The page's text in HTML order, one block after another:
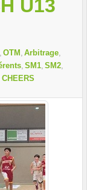
U13
OTM Arbitrage
SM1 SM2
CHEERS